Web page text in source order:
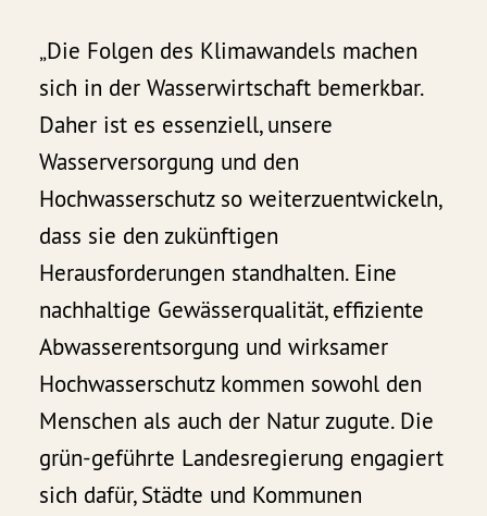
„Die Folgen des Klimawandels machen
sich in der Wasserwirtschaft bemerkbar.
Daher ist es essenziell, unsere
Wasserversorgung und den
Hochwasserschutz so weiterzuentwickeln,
dass sie den zukünftigen
Herausforderungen standhalten. Eine
nachhaltige Gewässerqualität, effiziente
Abwasserentsorgung und wirksamer
Hochwasserschutz kommen sowohl den
Menschen als auch der Natur zugute. Die
grün-geführte Landesregierung engagiert
sich dafür, Städte und Kommunen